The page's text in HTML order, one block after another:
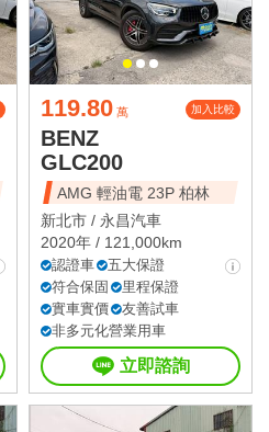
119.80 萬 加入比較
BENZ
GLC200
AMG 輕油電 23P 柏林
新北市 / 永昌汽車
2020年 / 121,000km
認證車
五大保證
符合保固
里程保證
實車實價
友善試車
非多元化營業用車
立即諮詢